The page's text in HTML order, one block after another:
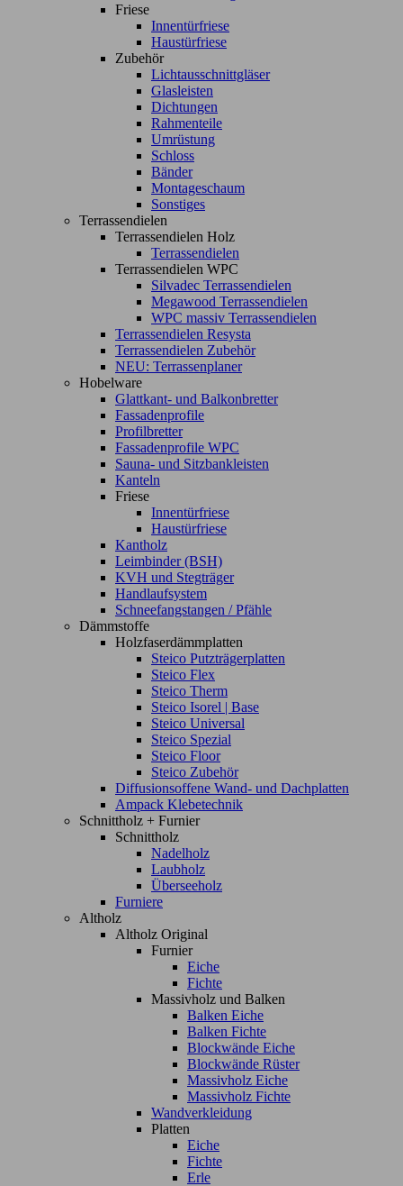
Friese
Innentürfriese
Haustürfriese
Zubehör
Lichtausschnittgläser
Glasleisten
Dichtungen
Rahmenteile
Umrüstung
Schloss
Bänder
Montageschaum
Sonstiges
Terrassendielen
Terrassendielen Holz
Terrassendielen
Terrassendielen WPC
Silvadec Terrassendielen
Megawood Terrassendielen
WPC massiv Terrassendielen
Terrassendielen Resysta
Terrassendielen Zubehör
NEU: Terrassenplaner
Hobelware
Glattkant- und Balkonbretter
Fassadenprofile
Profilbretter
Fassadenprofile WPC
Sauna- und Sitzbankleisten
Kanteln
Friese
Innentürfriese
Haustürfriese
Kantholz
Leimbinder (BSH)
KVH und Stegträger
Handlaufsystem
Schneefangstangen / Pfähle
Dämmstoffe
Holzfaserdämmplatten
Steico Putzträgerplatten
Steico Flex
Steico Therm
Steico Isorel | Base
Steico Universal
Steico Spezial
Steico Floor
Steico Zubehör
Diffusionsoffene Wand- und Dachplatten
Ampack Klebetechnik
Schnittholz + Furnier
Schnittholz
Nadelholz
Laubholz
Überseeholz
Furniere
Altholz
Altholz Original
Furnier
Eiche
Fichte
Massivholz und Balken
Balken Eiche
Balken Fichte
Blockwände Eiche
Blockwände Rüster
Massivholz Eiche
Massivholz Fichte
Wandverkleidung
Platten
Eiche
Fichte
Erle